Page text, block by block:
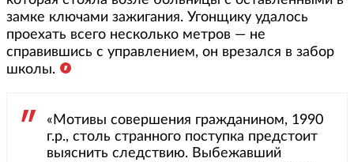
замке ключами зажигания. Угонщику удалось
проехать всего несколько метров — не
справившись с управлением, он врезался в забор
школы.
«Мотивы совершения гражданином, 1990
г.р., столь странного поступка предстоит
выяснить следствию. Выбежавший